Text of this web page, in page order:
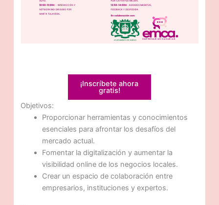
¡Inscríbete ahora
gratis!
Objetivos:
Proporcionar herramientas y conocimientos
esenciales para afrontar los desafíos del
mercado actual.
Fomentar la digitalización y aumentar la
visibilidad online de los negocios locales.
Crear un espacio de colaboración entre
empresarios, instituciones y expertos.